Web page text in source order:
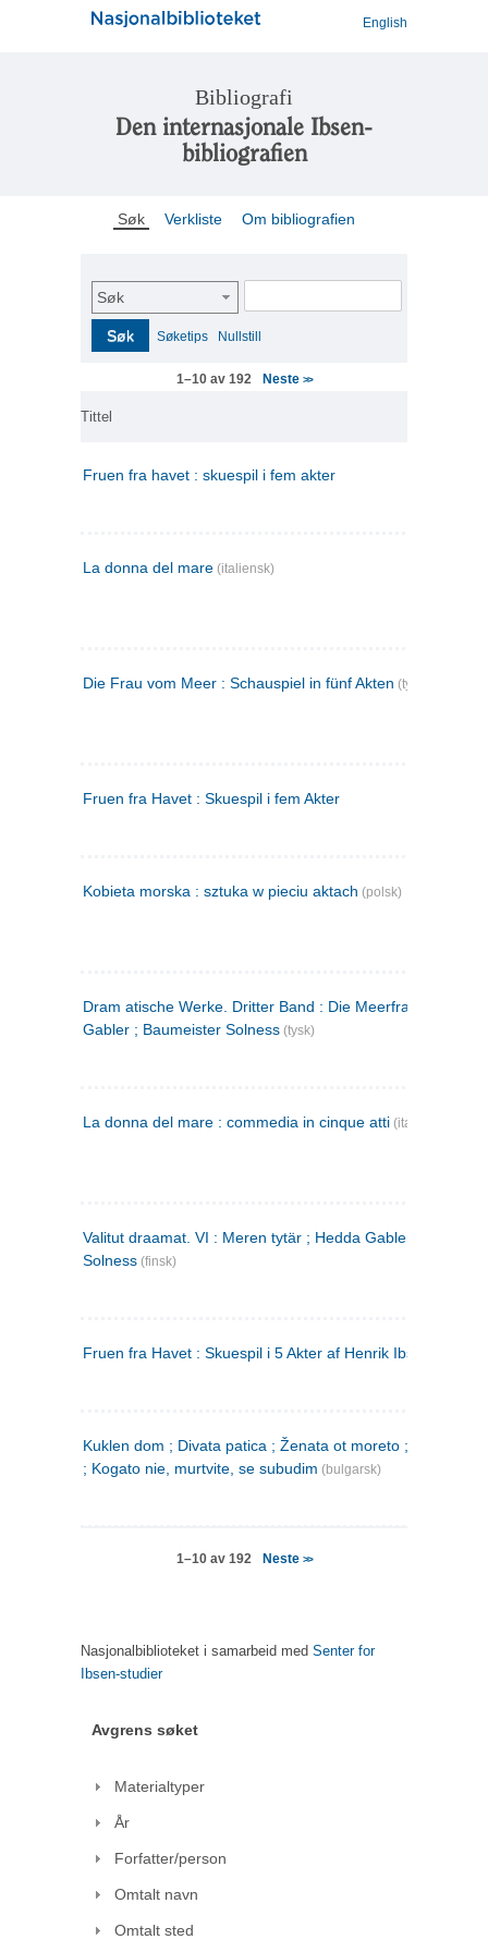
English
Bibliografi
Den internasjonale Ibsen-
bibliografien
Søk Verkliste Om bibliografien
Søk
Søk Søketips Nullstill
1–10 av 192 Neste >>
Tittel
Fruen fra havet : skuespil i fem akter
La donna del mare (italiensk)
Die Frau vom Meer : Schauspiel in fünf Akten (tysk)
Fruen fra Havet : Skuespil i fem Akter
Kobieta morska : sztuka w pieciu aktach (polsk)
Dram atische Werke. Dritter Band : Die Meerfrau ; Hedda
Gabler ; Baumeister Solness (tysk)
La donna del mare : commedia in cinque atti (italiensk)
Valitut draamat. VI : Meren tytär ; Hedda Gabler ;
Solness (finsk)
Fruen fra Havet : Skuespil i 5 Akter af Henrik Ibsen
Kuklen dom ; Divata patica ; Ženata ot moreto ; Malkijat
; Kogato nie, murtvite, se subudim (bulgarsk)
1–10 av 192 Neste >>
Nasjonalbiblioteket i samarbeid med Senter for
Ibsen-studier
Avgrens søket
Materialtyper
År
Forfatter/person
Omtalt navn
Omtalt sted